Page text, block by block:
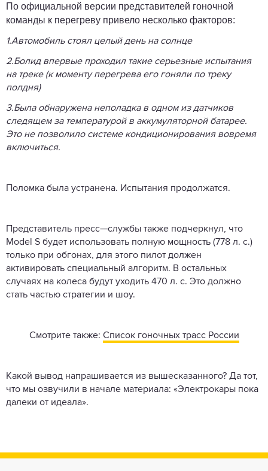
По официальной версии представителей гоночной
команды к перегреву привело несколько факторов:
1.Автомобиль стоял целый день на солнце
2.Болид впервые проходил такие серьезные испытания
на треке (к моменту перегрева его гоняли по треку
полдня)
3.Была обнаружена неполадка в одном из датчиков
следящем за температурой в аккумуляторной батарее.
Это не позволило системе кондиционирования вовремя
включиться.
Поломка была устранена. Испытания продолжатся.
Представитель пресс—службы также подчеркнул, что
Model S будет использовать полную мощность (778 л. с.)
только при обгонах, для этого пилот должен
активировать специальный алгоритм. В остальных
случаях на колеса будут уходить 470 л. с. Это должно
стать частью стратегии и шоу.
Смотрите также: Список гоночных трасс России
Какой вывод напрашивается из вышесказанного? Да тот,
что мы озвучили в начале материала: «Электрокары пока
далеки от идеала».